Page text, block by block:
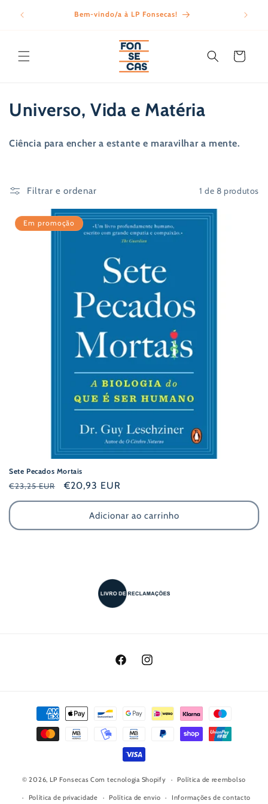
para o
Bem-vindo/a à LP Fonsecas!
Carrinho
C
ã
Universo, Vida e Matéria
Ciência para encher a estante e maravilhar a mente.
Filtrar e ordenar 1 de 8 produtos
Em promoção
Sete Pecados Mortais
Preço
normal
€23,25 EUR
Preço
de
€20,93 EUR
Adicionar ao carrinho
FacebookInstagram
Métodos
pagamento
© 2026, LP Fonsecas Com tecnologia Shopify Política de reembolso
Política de privacidade Política de envio Informações de contacto